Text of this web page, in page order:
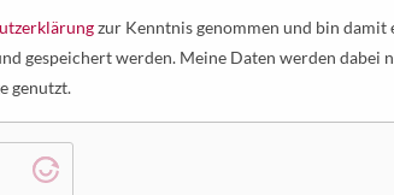
zur Kenntnis genommen und bin damit
gespeichert werden. Meine Daten werden dabei
genutzt.